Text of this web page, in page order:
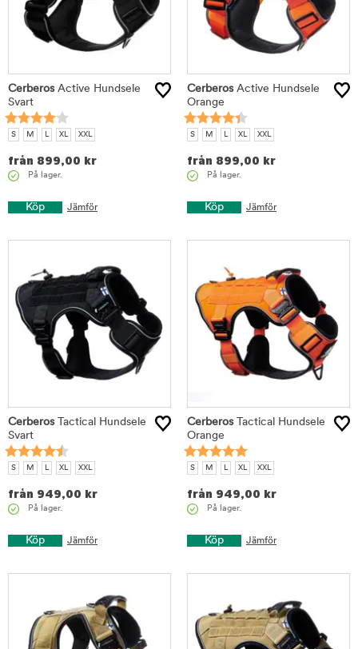
CerberosActive Hundsele
Svart
S M L XL XXL
från 899,00 kr
På lager.
Köp Jämför
CerberosActive Hundsele
Orange
S M L XL XXL
från 899,00 kr
På lager.
Köp Jämför
CerberosTactical Hundsele
Svart
S M L XL XXL
från 949,00 kr
På lager.
Köp Jämför
CerberosTactical Hundsele
Orange
S M L XL XXL
från 949,00 kr
På lager.
Köp Jämför